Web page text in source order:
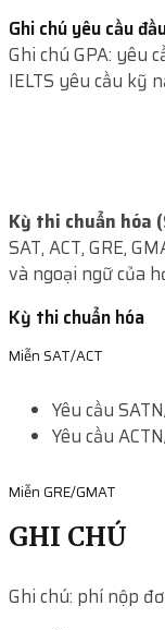
Kỳ thi chuẩn hóa
SAT, ACT, GRE,
và ngoại ngữ của
Kỳ thi chuẩn hóa
Miễn SAT/ACT
Yêu cầu SAT
Yêu cầu ACT
Miễn GRE/GMAT
Ghi chú yêu cầu
Ghi chú GPA: yêu
IELTS yêu cầu kỹ
GHI CHÚ
Ghi chú: phí nộp